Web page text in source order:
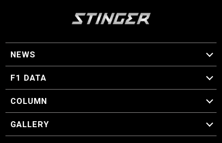
NEWS
F1 ニュース
F1 DATA
F1 日程
F1 データ
COLUMN
マイ・ワンダフル・サーキット
スクーデリア・一方通行
F1に燃え、ゴルフに泣く日々。
スティングくんの部屋
GALLERY